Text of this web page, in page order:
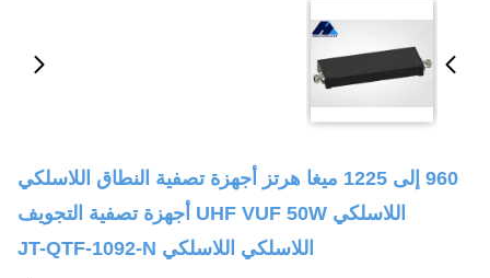
960 إلى 1225 ميغا هرتز أجهزة تصفية النطاق اللاسلكي
اللاسلكي UHF VUF 50W أجهزة تصفية التجويف
اللاسلكي اللاسلكي JT-QTF-1092-N